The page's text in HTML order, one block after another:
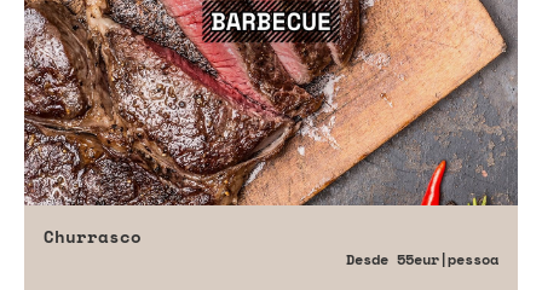
Churrasco
Desde 55eur|pessoa